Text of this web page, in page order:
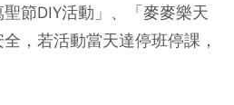
節DIY活動」、「麥麥樂天
，若活動當天達停班停課，